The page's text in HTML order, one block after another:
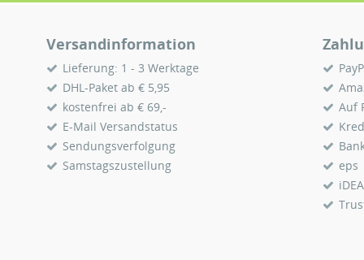
Versandinformation
Lieferung: 1 - 3 Werktage
DHL-Paket ab € 5,95
kostenfrei ab € 69,-
E-Mail Versandstatus
Sendungsverfolgung
Samstagszustellung
Auf
eps